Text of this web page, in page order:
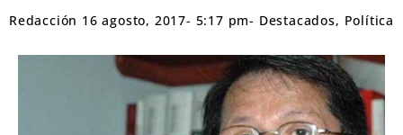
Redacción 16 agosto, 2017- 5:17 pm- Destacados, Política